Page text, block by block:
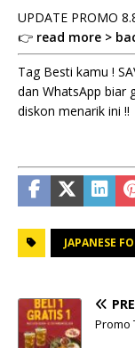
UPDATE PROMO
👉 read more >
Tag Besti kamu !
dan WhatsApp biar
diskon menarik ini !!
JAPANESE
Promo